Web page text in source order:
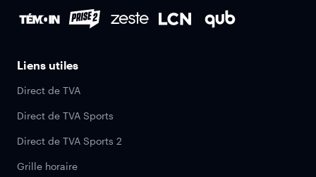
Liens utiles
Direct de TVA
Direct de TVA Sports
Direct de TVA Sports 2
Grille horaire